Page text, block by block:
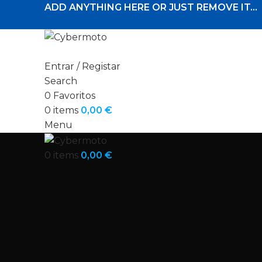
ADD ANYTHING HERE OR JUST REMOVE IT…
Entrar / Registar
Search
0 Favoritos
0 items 0,00 €
Menu
0 items 0,00 €